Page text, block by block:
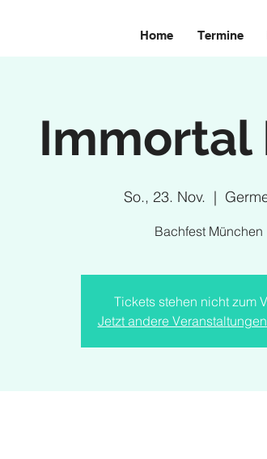
Home Termine
Immortal
So., 23. Nov.
  |
Bachfest München
Tickets stehen nicht zum
Jetzt andere